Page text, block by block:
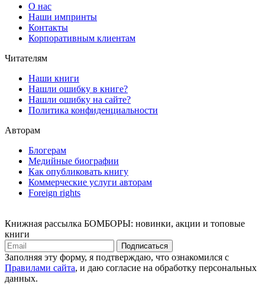
О нас
Наши импринты
Контакты
Корпоративным клиентам
Читателям
Наши книги
Нашли ошибку в книге?
Нашли ошибку на сайте?
Политика конфиденциальности
Авторам
Блогерам
Медийные биографии
Как опубликовать книгу
Коммерческие услуги авторам
Foreign rights
Книжная рассылка БОМБОРЫ: новинки, акции и топовые
книги
Подписаться
Заполняя эту форму, я подтверждаю, что ознакомился с
Правилами сайта, и даю согласие на обработку персональных
данных.